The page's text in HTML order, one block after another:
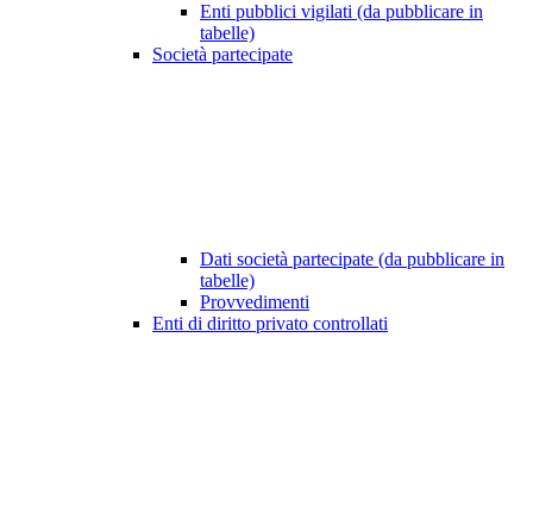
Enti pubblici vigilati (da pubblicare in
tabelle)
Società partecipate
Dati società partecipate (da pubblicare in
tabelle)
Provvedimenti
Enti di diritto privato controllati